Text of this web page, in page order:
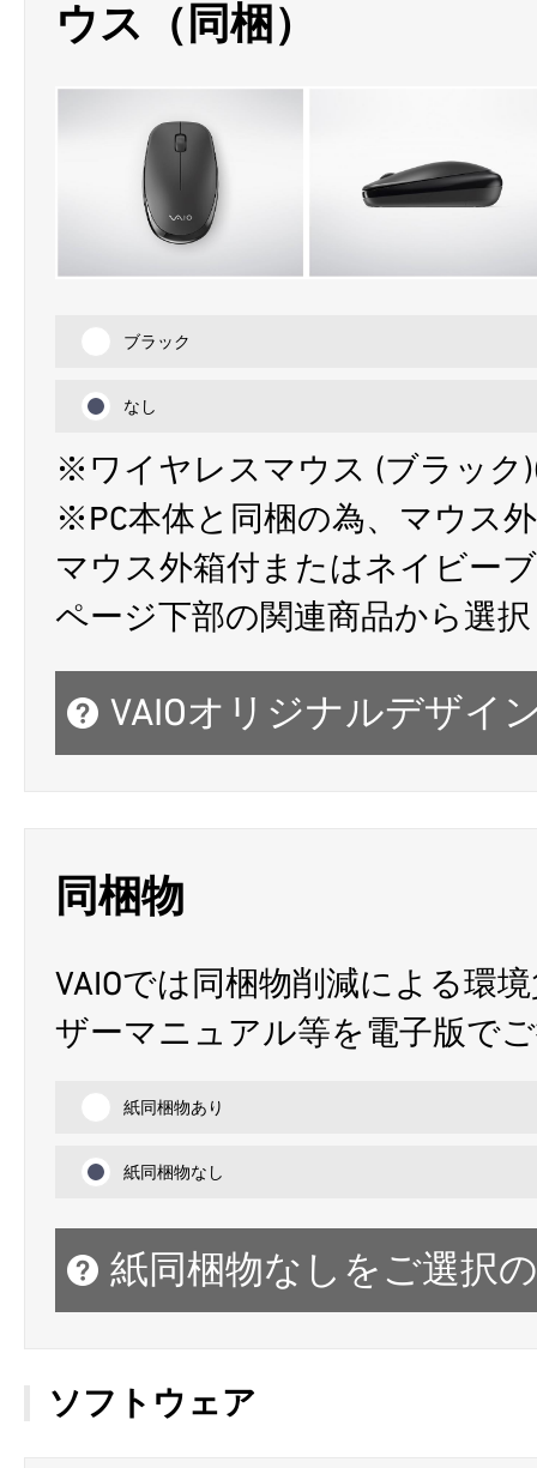
ウス（同梱）
ブラック
なし
※ワイヤレスマウス (ブラック
※PC本体と同梱の為、マウス
マウス外箱付またはネイビー
ページ下部の関連商品から選
VAIOオリジナルデザイ
同梱物
VAIOでは同梱物削減による環
ザーマニュアル等を電子版で
紙同梱物あり
紙同梱物なし
紙同梱物なしをご選択
ソフトウェア